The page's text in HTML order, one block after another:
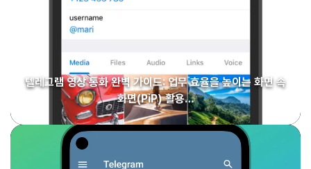
텔레그램 영상 통화 완벽 가이드: 업무 효율을 높이는 화면 속
화면(PiP) 활용…